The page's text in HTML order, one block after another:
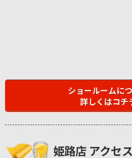
ショールームに
詳しくはコチ
姫路店 アクセ